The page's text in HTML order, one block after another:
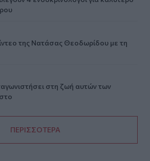
της Νατάσας Θεοδωρίδου με τη
στη ζωή αυτών των
ΠΕΡΙΣΣΟΤΕΡΑ